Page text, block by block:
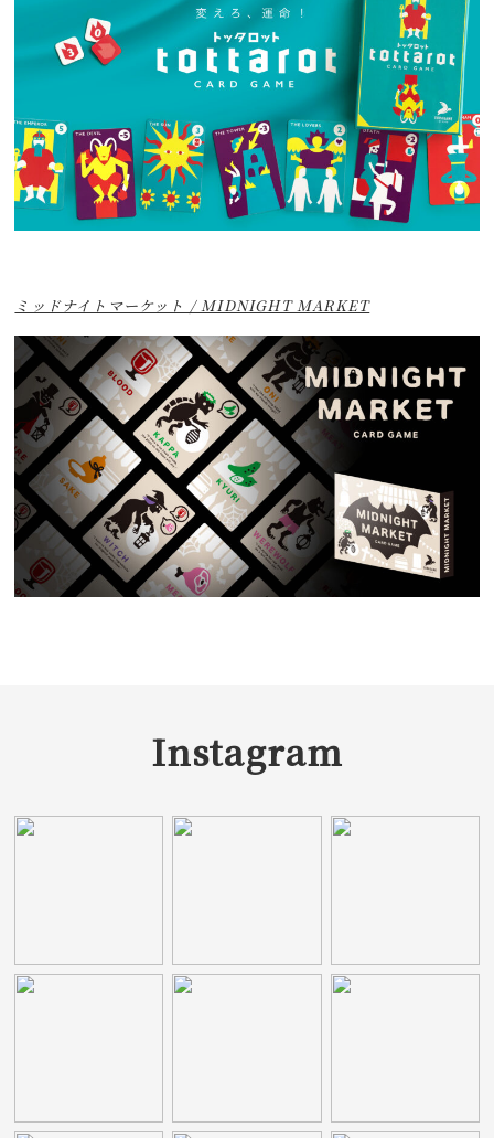
ミッドナイトマーケット / MIDNIGHT MARKET
Instagram